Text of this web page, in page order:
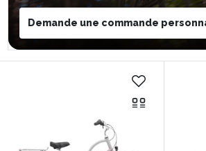
Demande une commande